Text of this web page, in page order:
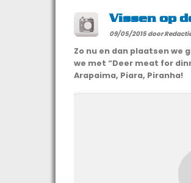
Vissen op
09/05/2015 door
Zo nu en dan plaatsen we
we met “Deer meat for
Arapaima, Piara, Piranha!